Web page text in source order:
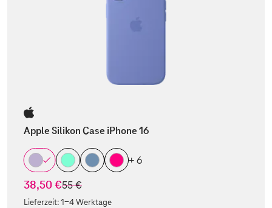
Apple Silikon Case iPhone 16
+ 6
38,50 €statt
55 €
Lieferzeit:1-4 Werktage